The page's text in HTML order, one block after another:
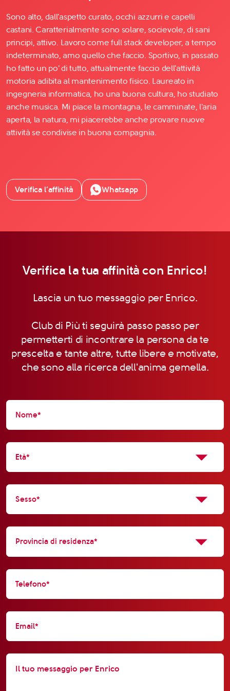
Sono alto, dall'aspetto curato, occhi azzurri e capelli
castani. Caratterialmente sono solare, socievole, di sani
principi, attivo. Lavoro come full stack developer, a tempo
indeterminato, amo quello che faccio. Sportivo, in passato
ho fatto un po' di tutto, attualmente faccio dell'attività
motoria adibita al mantenimento fisico. Laureato in
ingegneria informatica, ho una buona cultura, ho studiato
anche musica. Mi piace la montagna, le camminate, l'aria
aperta, la natura, mi piacerebbe anche provare nuove
attività se condivise in buona compagnia.
Verifica l’affinità Whatsapp
Verifica la tua affinità con Enrico!
Lascia un tuo messaggio per Enrico.
Club di Più ti seguirà passo passo per
permetterti di incontrare la persona da te
prescelta e tante altre, tutte libere e motivate,
che sono alla ricerca dell'anima gemella.